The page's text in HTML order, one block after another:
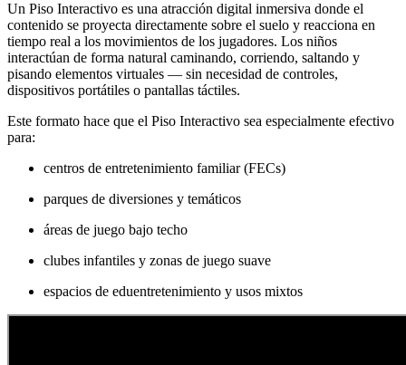
Un Piso Interactivo es una atracción digital inmersiva donde el
contenido se proyecta directamente sobre el suelo y reacciona en
tiempo real a los movimientos de los jugadores. Los niños
interactúan de forma natural caminando, corriendo, saltando y
pisando elementos virtuales — sin necesidad de controles,
dispositivos portátiles o pantallas táctiles.
Este formato hace que el Piso Interactivo sea especialmente efectivo
para:
centros de entretenimiento familiar (FECs)
parques de diversiones y temáticos
áreas de juego bajo techo
clubes infantiles y zonas de juego suave
espacios de eduentretenimiento y usos mixtos